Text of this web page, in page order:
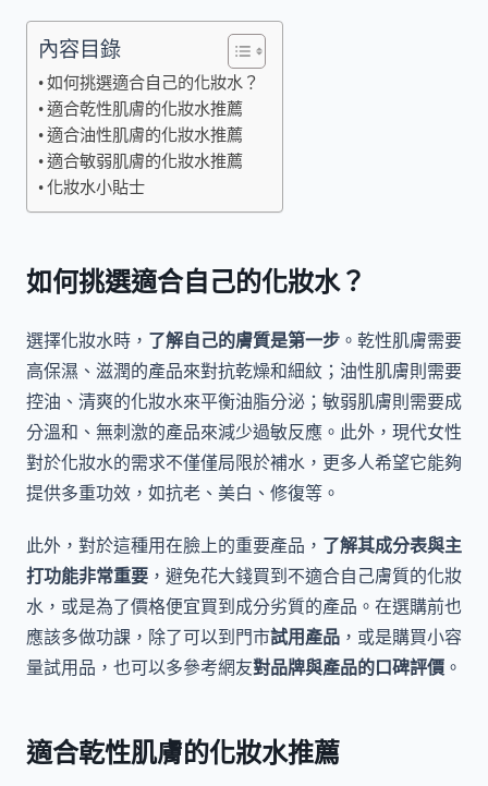
內容目錄
如何挑選適合自己的化妝水？
適合乾性肌膚的化妝水推薦
適合油性肌膚的化妝水推薦
適合敏弱肌膚的化妝水推薦
化妝水小貼士
如何挑選適合自己的化妝水？
選擇化妝水時， 了解自己的膚質是第一步 。乾性肌膚需要
高保濕、滋潤的產品來對抗乾燥和細紋；油性肌膚則需要
控油、清爽的化妝水來平衡油脂分泌；敏弱肌膚則需要成
分溫和、無刺激的產品來減少過敏反應。此外，現代女性
對於化妝水的需求不僅僅局限於補水，更多人希望它能夠
提供多重功效，如抗老、美白、修復等。
此外，對於這種用在臉上的重要產品， 了解其成分表與主
打功能非常重要 ，避免花大錢買到不適合自己膚質的化妝
水，或是為了價格便宜買到成分劣質的產品。在選購前也
應該多做功課，除了可以到門市試用產品 ，或是購買小容
量試用品，也可以多參考網友對品牌與產品的口碑評價 。
適合乾性肌膚的化妝水推薦